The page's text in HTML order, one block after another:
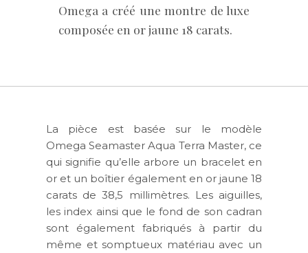
Omega a créé une montre de luxe
composée en or jaune 18 carats.
La pièce est basée sur le modèle
Omega Seamaster Aqua Terra Master, ce
qui signifie qu’elle arbore un bracelet en
or et un boîtier également en or jaune 18
carats de 38,5 millimètres. Les aiguilles,
les index ainsi que le fond de son cadran
sont également fabriqués à partir du
même et somptueux matériau avec un